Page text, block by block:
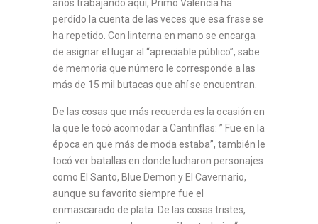
años trabajando aquí, Primo Valencia ha
perdido la cuenta de las veces que esa frase se
ha repetido. Con linterna en mano se encarga
de asignar el lugar al “apreciable público”, sabe
de memoria que número le corresponde a las
más de 15 mil butacas que ahí se encuentran.
De las cosas que más recuerda es la ocasión en
la que le tocó acomodar a Cantinflas: ” Fue en la
época en que más de moda estaba”, también le
tocó ver batallas en donde lucharon personajes
como El Santo, Blue Demon y El Cavernario,
aunque su favorito siempre fue el
enmascarado de plata. De las cosas tristes,